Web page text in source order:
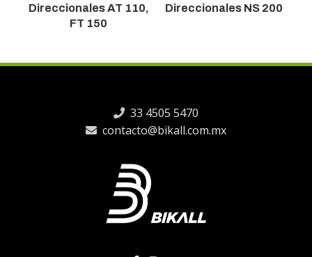
Direccionales AT 110,
FT 150
Direccionales NS 200
33 4505 5470
contacto@bikall.com.mx